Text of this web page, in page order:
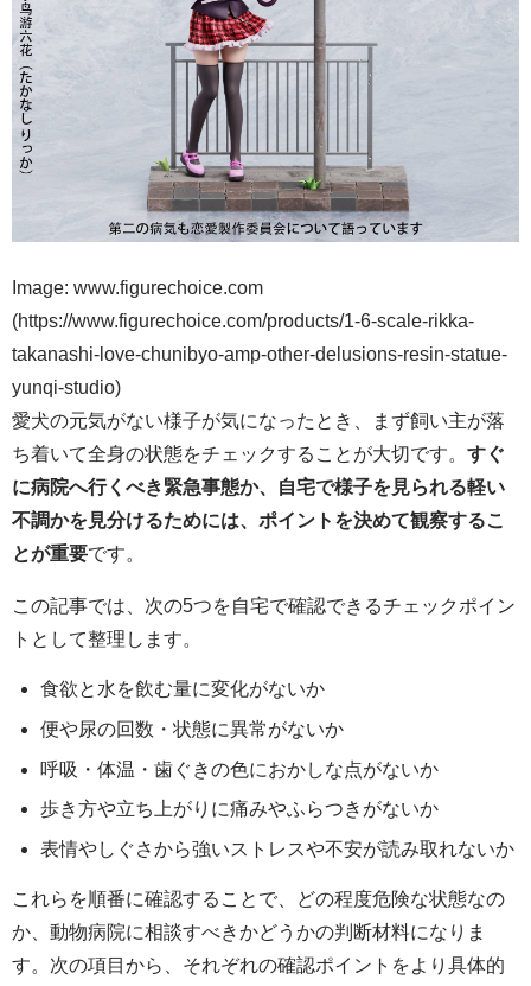
Image: www.figurechoice.com
(https://www.figurechoice.com/products/1-6-scale-rikka-
takanashi-love-chunibyo-amp-other-delusions-resin-statue-
yunqi-studio)
愛犬の元気がない様子が気になったとき、まず飼い主が落
ち着いて全身の状態をチェックすることが大切です。 すぐ
に病院へ行くべき緊急事態か、自宅で様子を見られる軽い
不調かを見分けるためには、ポイントを決めて観察するこ
とが重要です。
この記事では、次の5つを自宅で確認できるチェックポイン
トとして整理します。
食欲と水を飲む量に変化がないか
便や尿の回数・状態に異常がないか
呼吸・体温・歯ぐきの色におかしな点がないか
歩き方や立ち上がりに痛みやふらつきがないか
表情やしぐさから強いストレスや不安が読み取れないか
これらを順番に確認することで、どの程度危険な状態なの
か、動物病院に相談すべきかどうかの判断材料になりま
す。次の項目から、それぞれの確認ポイントをより具体的